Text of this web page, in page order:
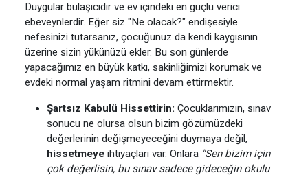
Duygular bulaşıcıdır ve ev içindeki en güçlü verici
ebeveynlerdir. Eğer siz "Ne olacak?" endişesiyle
nefesinizi tutarsanız, çocuğunuz da kendi kaygısının
üzerine sizin yükünüzü ekler. Bu son günlerde
yapacağımız en büyük katkı, sakinliğimizi korumak ve
evdeki normal yaşam ritmini devam ettirmektir.
Şartsız Kabulü Hissettirin: Çocuklarımızın, sınav
sonucu ne olursa olsun bizim gözümüzdeki
değerlerinin değişmeyeceğini duymaya değil,
hissetmeye ihtiyaçları var. Onlara "Sen bizim için
çok değerlisin, bu sınav sadece gideceğin okulu